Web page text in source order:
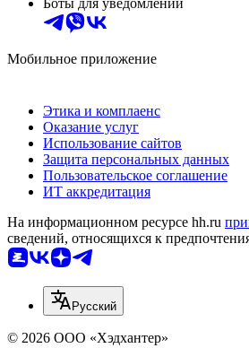
Мобильное приложение
Этика и комплаенс
Оказание услуг
Использование сайтов
Защита персональных данных
Пользовательское соглашение
ИТ аккредитация
На информационном ресурсе hh.ru
сведений, относящихся к
Русский
© 2026 ООО «Хэдхантер»